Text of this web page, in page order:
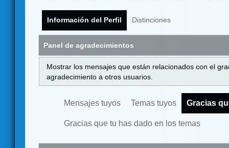
Información del Perfil Distinciones
Panel de agradecimientos
Mostrar los mensajes que están relacionados con el
agradecimiento a otros usuarios.
Mensajes tuyos Temas tuyos Gracias
Gracias que tu has dado en los temas